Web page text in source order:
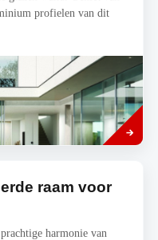
profielen van dit
Lees
meer
raam voor
harmonie van